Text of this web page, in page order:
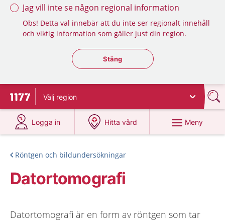
Jag vill inte se någon regional information
Obs! Detta val innebär att du inte ser regionalt innehåll
och viktig information som gäller just din region.
Stäng regionsväljaren
Stäng
Till startsidan för 1177
Välj region
Logga in
på 1177.se
Hitta vård
på 1177.se
Meny
Röntgen och bildundersökningar
Datortomografi
Datortomografi är en form av röntgen som tar